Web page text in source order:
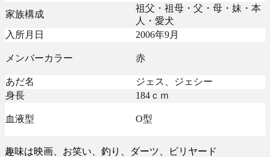
家族構成
祖父・祖母・父・母・妹・本
人・愛犬
入所月日
2006年9月
メンバーカラー 赤
あだ名
ジェス、ジェシー
身長
184ｃｍ
血液型 O型
趣味は映画、お笑い、釣り、ダーツ、ビリヤード